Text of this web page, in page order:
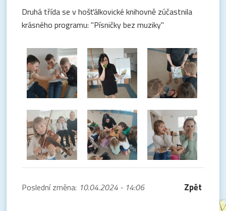
Druhá třída se v hošťálkovické knihovně zúčastnila
krásného programu: "Písničky bez muziky"
Poslední změna: 10.04.2024 - 14:06 Zpět